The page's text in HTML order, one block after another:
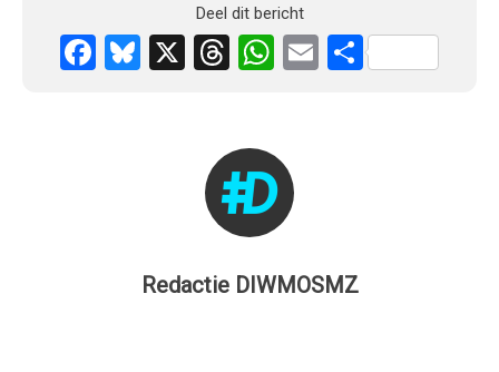
Deel dit bericht
Facebook
Bluesky
X Threads
WhatsApp
EmailDelen
Redactie DIWMOSMZ